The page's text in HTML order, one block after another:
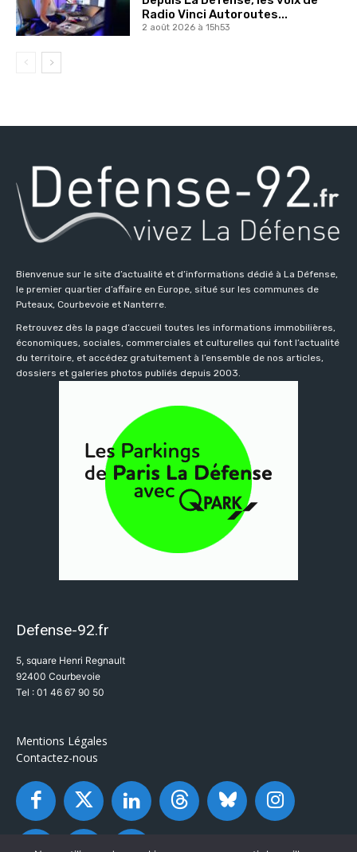
Radio Vinci Autoroutes...
2 août 2026 à 15h53
Bienvenue sur le site d’actualité et d’informations dédié à La Défense,
le premier quartier d’affaire en Europe, situé sur les communes de
Puteaux, Courbevoie et Nanterre.
Retrouvez dès la page d’accueil toutes les informations immobilières,
économiques, sociales, commerciales et culturelles qui font l’actualité
du territoire, et accédez gratuitement à l’ensemble de nos articles,
dossiers et galeries photos publiés depuis 2003.
Defense-92.fr
5, square Henri Regnault
92400 Courbevoie
Tel : 01 46 67 90 50
Mentions Légales
Contactez-nous